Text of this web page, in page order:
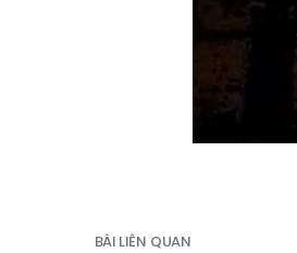
BÀI LIÊN QUAN